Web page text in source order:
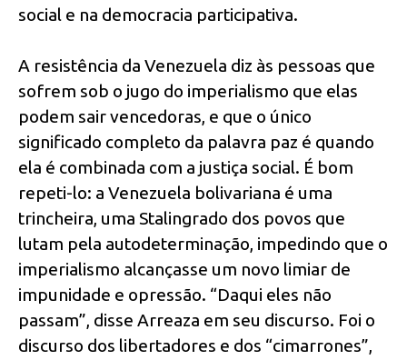
social e na democracia participativa.
A resistência da Venezuela diz às pessoas que
sofrem sob o jugo do imperialismo que elas
podem sair vencedoras, e que o único
significado completo da palavra paz é quando
ela é combinada com a justiça social. É bom
repeti-lo: a Venezuela bolivariana é uma
trincheira, uma Stalingrado dos povos que
lutam pela autodeterminação, impedindo que o
imperialismo alcançasse um novo limiar de
impunidade e opressão. “Daqui eles não
passam”, disse Arreaza em seu discurso. Foi o
discurso dos libertadores e dos “cimarrones”,